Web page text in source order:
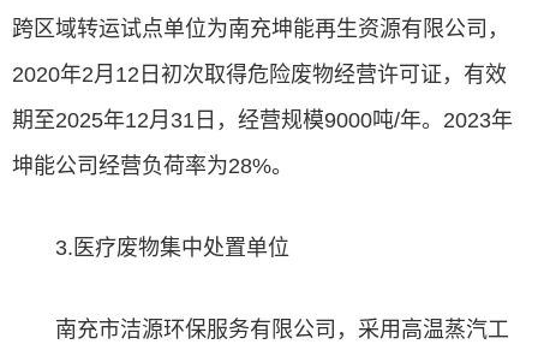
跨区域转运试点单位为南充坤能再生资源有限公司，
2020年2月12日初次取得危险废物经营许可证，有效
期至2025年12月31日，经营规模9000吨/年。2023年
坤能公司经营负荷率为28%。
3.医疗废物集中处置单位
南充市洁源环保服务有限公司，采用高温蒸汽工